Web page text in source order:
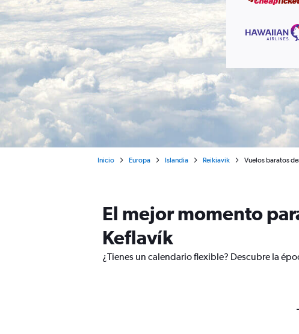
Inicio Europa Islandia Reikiavik Vuelos baratos
El mejor momento
Keflavík
¿Tienes un calendario flexible? Descubre la